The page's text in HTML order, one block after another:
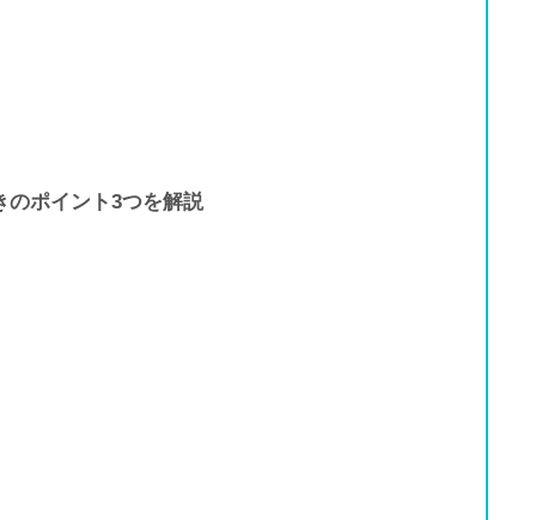
のポイント3つを解説